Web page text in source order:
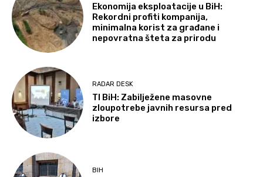
Ekonomija eksploatacije u BiH:
Rekordni profiti kompanija,
minimalna korist za građane i
nepovratna šteta za prirodu
RADAR DESK
TI BiH: Zabilježene masovne
zloupotrebe javnih resursa pred
izbore
BIH